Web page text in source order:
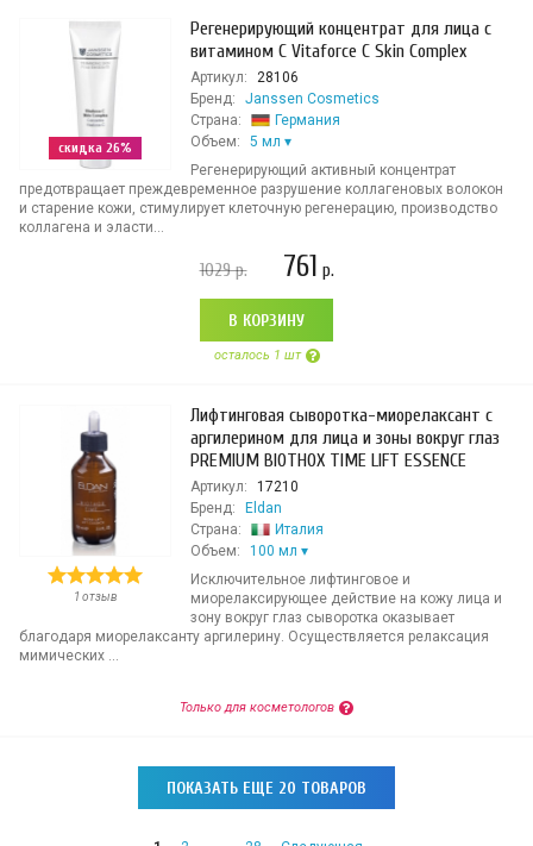
скидка 26%
Регенерирующий концентрат для лица с
витамином С Vitaforce C Skin Complex
Артикул:
28106
Бренд:
Janssen Cosmetics
Страна:
Германия
Объем:
5 мл
Регенерирующий активный концентрат
предотвращает преждевременное разрушение коллагеновых волокон
и старение кожи, стимулирует клеточную регенерацию, производство
коллагена и эласти...
1029р. 761 р.
В КОРЗИНУ
осталось 1 шт
1 отзыв
Лифтинговая сыворотка-миорелаксант с
аргилерином для лица и зоны вокруг глаз
PREMIUM BIOTHOX TIME LIFT ESSENCE
Артикул:
17210
Бренд:
Eldan
Страна:
Италия
Объем:
100 мл
Исключительное лифтинговое и
миорелаксирующее действие на кожу лица и
зону вокруг глаз сыворотка оказывает
благодаря миорелаксанту аргилерину. Осуществляется релаксация
мимических ...
Только для косметологов
ПОКАЗАТЬ ЕЩЕ 20 ТОВАРОВ